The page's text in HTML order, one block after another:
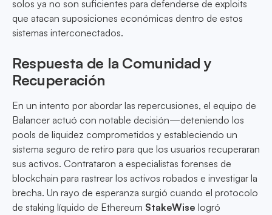
solos ya no son suficientes para defenderse de exploits
que atacan suposiciones económicas dentro de estos
sistemas interconectados.
Respuesta de la Comunidad y
Recuperación
En un intento por abordar las repercusiones, el equipo de
Balancer actuó con notable decisión—deteniendo los
pools de liquidez comprometidos y estableciendo un
sistema seguro de retiro para que los usuarios recuperaran
sus activos. Contrataron a especialistas forenses de
blockchain para rastrear los activos robados e investigar la
brecha. Un rayo de esperanza surgió cuando el protocolo
de staking líquido de Ethereum StakeWise logró